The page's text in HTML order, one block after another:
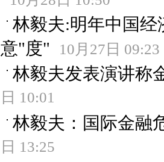
林毅夫:明年中国经
意"度"
10月27日 09:23
林毅夫发表演讲称
日 10:01
林毅夫：国际金融
日 13:25